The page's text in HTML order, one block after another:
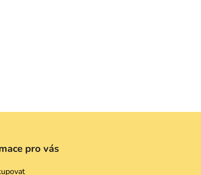
pro vás